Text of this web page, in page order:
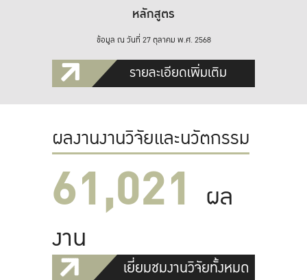
หลักสูตร
ข้อมูล ณ วันที่ 27 ตุลาคม พ.ศ. 2568
รายละเอียดเพิ่มเติม
ผลงานงานวิจัยและนวัตกรรม
61,022 ผล
งาน
เยี่ยมชมงานวิจัยทั้งหมด